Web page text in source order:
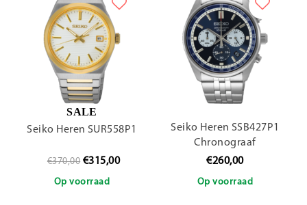
SALE
Seiko Heren SUR558P1
€370,00 €315,00
Op voorraad
Seiko Heren SSB427P1
Chronograaf
€260,00
Op voorraad